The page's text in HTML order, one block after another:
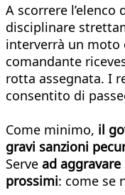
A scorrere
disciplinare
interverrà un moto
comandante
rotta assegnata. I
consentito di
Come minimo, il
gravi sanzioni
Serve ad
prossimi: come se